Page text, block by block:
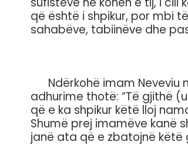
që është i shpikur, por mbi
sahabëve, tabiinëve dhe
Ndërkohë imam Neveviu
adhurime thotë: “Të gjithë
që e ka shpikur këtë lloj
Shumë prej imamëve kanë
janë ata që e zbatojnë këtë